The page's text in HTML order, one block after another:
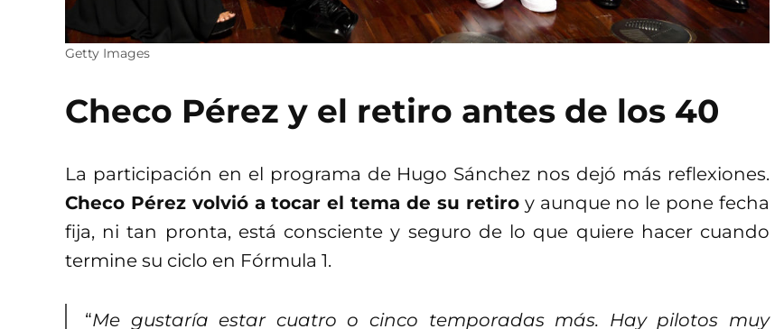
Getty Images
Checo Pérez y el retiro antes de los 40
La participación en el programa de Hugo Sánchez nos dejó más reflexiones.
Checo Pérez volvió a tocar el tema de su retiroy aunque no le pone fecha
fija, ni tan pronta, está consciente y seguro de lo que quiere hacer cuando
termine su ciclo en Fórmula 1.
“Me gustaría estar cuatro o cinco temporadas más. Hay pilotos muy